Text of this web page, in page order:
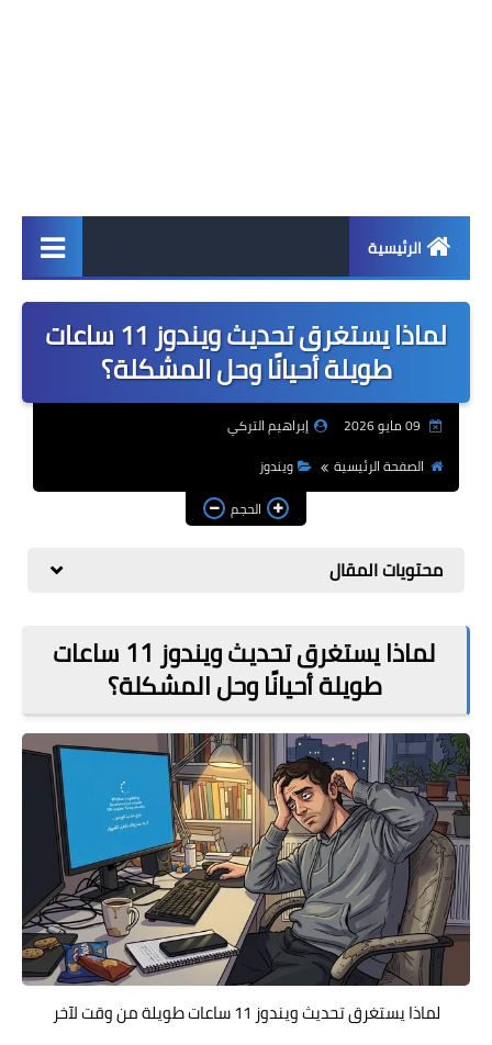
الرئيسية
اخبار
ابل
اندرويد
مراجعات
الربح من الانترنت
ذكاء اصطناعي
لماذا يستغرق تحديث ويندوز 11 ساعات
طويلة أحيانًا وحل المشكلة؟
إبراهيم التركي
الصفحة الرئيسية
ويندوز
الحجم
محتويات المقال
لماذا يستغرق تحديث ويندوز 11 ساعات
طويلة أحيانًا وحل المشكلة؟
لماذا يستغرق تحديث ويندوز 11 ساعات طويلة من وقت لآخر